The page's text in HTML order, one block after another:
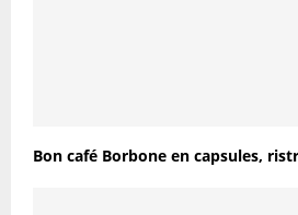
Bon café Borbone en capsules,